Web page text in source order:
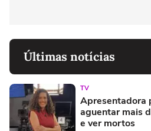
Últimas notícias
TV
Apresentadora
aguentar mais
e ver mortos